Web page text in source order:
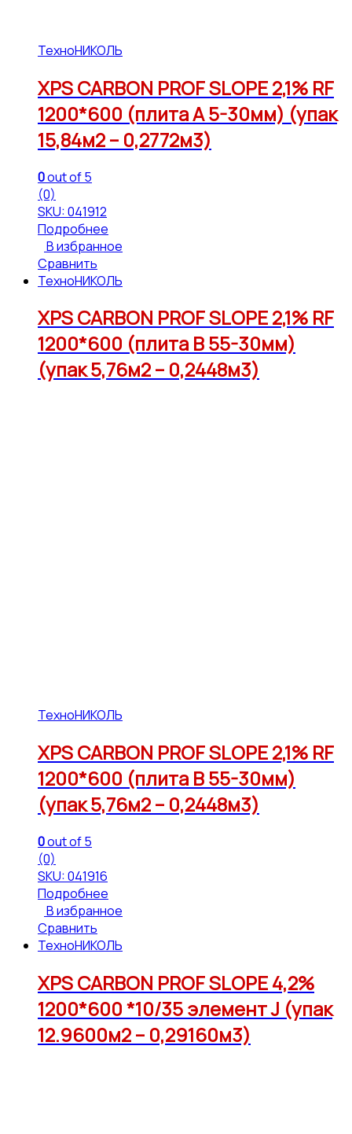
ТехноНИКОЛЬ
XPS CARBON PROF SLOPE 2,1% RF
1200*600 (плита А 5-30мм) (упак
15,84м2 – 0,2772м3)
0out of 5
(0)
SKU: 041912
Подробнее
В избранное
Сравнить
ТехноНИКОЛЬ
XPS CARBON PROF SLOPE 2,1% RF
1200*600 (плита В 55-30мм)
(упак 5,76м2 – 0,2448м3)
ТехноНИКОЛЬ
XPS CARBON PROF SLOPE 2,1% RF
1200*600 (плита В 55-30мм)
(упак 5,76м2 – 0,2448м3)
0out of 5
(0)
SKU: 041916
Подробнее
В избранное
Сравнить
ТехноНИКОЛЬ
XPS CARBON PROF SLOPE 4,2%
1200*600 *10/35 элемент J (упак
12.9600м2 – 0,29160м3)